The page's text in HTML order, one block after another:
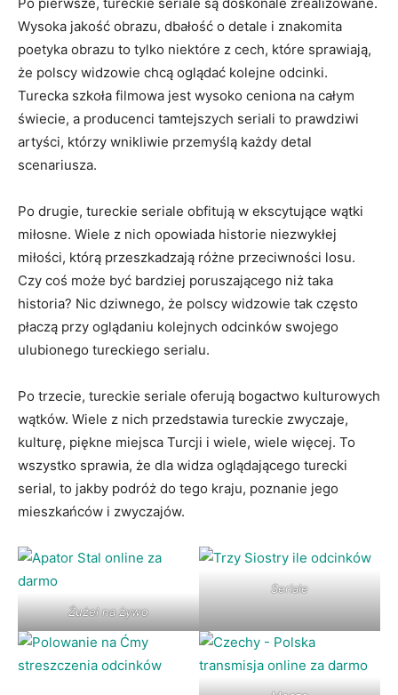
Wysoka jakość obrazu, dbałość o detale i znakomita
poetyka obrazu to tylko niektóre z cech, które sprawiają,
że polscy widzowie chcą oglądać kolejne odcinki.
Turecka szkoła filmowa jest wysoko ceniona na całym
świecie, a producenci tamtejszych seriali to prawdziwi
artyści, którzy wnikliwie przemyślą każdy detal
scenariusza.
Po drugie, tureckie seriale obfitują w ekscytujące wątki
miłosne. Wiele z nich opowiada historie niezwykłej
miłości, którą przeszkadzają różne przeciwności losu.
Czy coś może być bardziej poruszającego niż taka
historia? Nic dziwnego, że polscy widzowie tak często
płaczą przy oglądaniu kolejnych odcinków swojego
ulubionego tureckiego serialu.
Po trzecie, tureckie seriale oferują bogactwo kulturowych
wątków. Wiele z nich przedstawia tureckie zwyczaje,
kulturę, piękne miejsca Turcji i wiele, wiele więcej. To
wszystko sprawia, że dla widza oglądającego turecki
serial, to jakby podróż do tego kraju, poznanie jego
mieszkańców i zwyczajów.
Żużel na żywo
Seriale